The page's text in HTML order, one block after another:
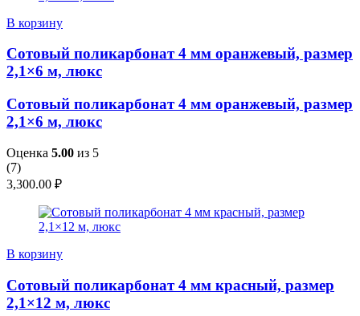
В корзину
Сотовый поликарбонат 4 мм оранжевый, размер
2,1×6 м, люкс
Сотовый поликарбонат 4 мм оранжевый, размер
2,1×6 м, люкс
Оценка 5.00 из 5
(7)
3,300.00 ₽
В корзину
Сотовый поликарбонат 4 мм красный, размер
2,1×12 м, люкс